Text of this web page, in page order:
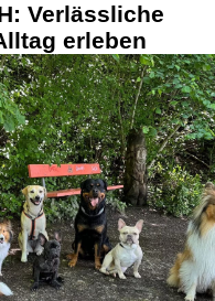
Verlässliche
erleben